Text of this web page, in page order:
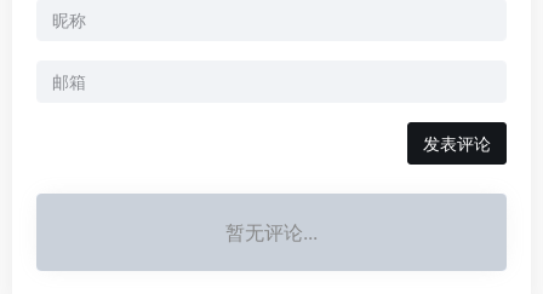
发表评论
暂无评论...